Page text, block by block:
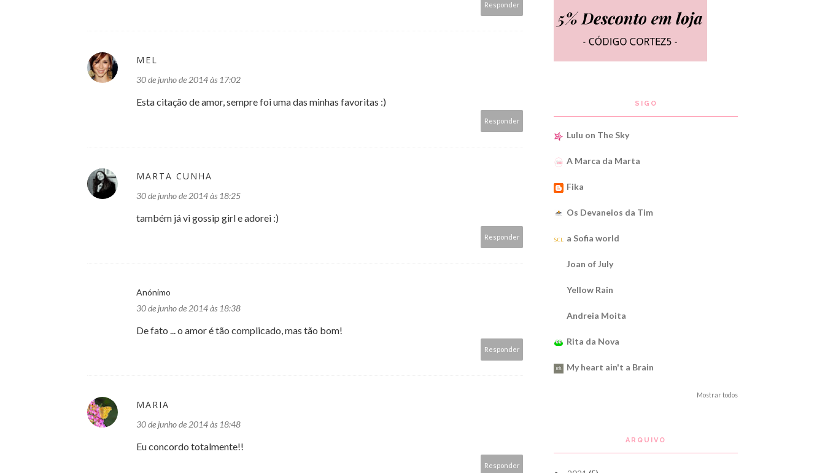
Responder
MEL
30 de junho de 2014 às 17:02
Esta citação de amor, sempre foi uma das minhas favoritas :)
Responder
MARTA CUNHA
30 de junho de 2014 às 18:25
também já vi gossip girl e adorei :)
Responder
Anónimo
30 de junho de 2014 às 18:38
De fato ... o amor é tão complicado, mas tão bom!
Responder
MARIA
30 de junho de 2014 às 18:48
Eu concordo totalmente!!
Responder
SIGO
Lulu on The Sky
A Marca da Marta
Fika
Os Devaneios da Tim
a Sofia world
Joan of July
Yellow Rain
Andreia Moita
Rita da Nova
My heart ain't a Brain
Mostrar todos
ARQUIVO